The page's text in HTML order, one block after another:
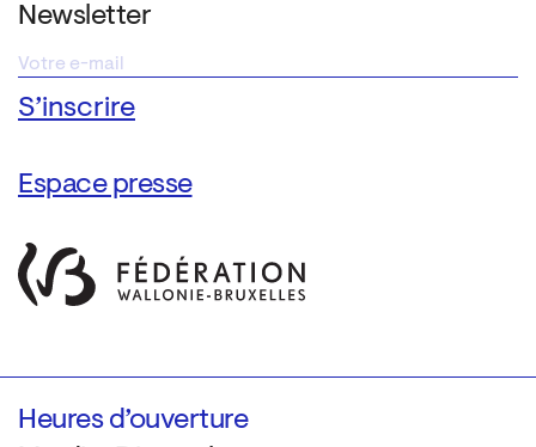
Newsletter
Espace presse
Heures d’ouverture